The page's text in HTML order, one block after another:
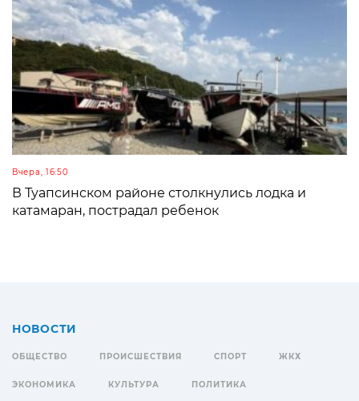
Вчера, 16:50
В Туапсинском районе столкнулись лодка и
катамаран, пострадал ребенок
НОВОСТИ
ОБЩЕСТВО ПРОИСШЕСТВИЯ СПОРТ ЖКХ
ЭКОНОМИКА КУЛЬТУРА ПОЛИТИКА